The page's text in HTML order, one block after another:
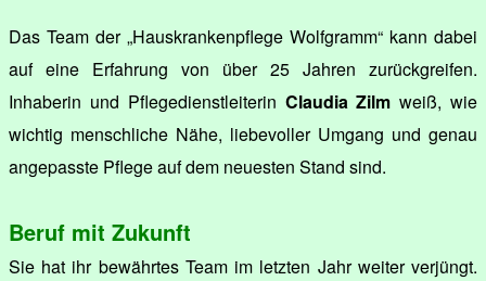
Das Team der „Hauskrankenpflege Wolfgramm“ kann dabei
auf eine Erfahrung von über 25 Jahren zurückgreifen.
Inhaberin und Pflegedienstleiterin Claudia Zilm weiß, wie
wichtig menschliche Nähe, liebevoller Umgang und genau
angepasste Pflege auf dem neuesten Stand sind.
Beruf mit Zukunft
Sie hat ihr bewährtes Team im letzten Jahr weiter verjüngt.